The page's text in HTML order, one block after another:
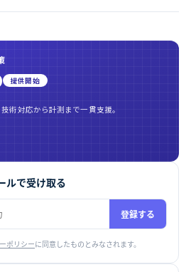
提供開始
術対応から計測まで一貫支援。
ルで受け取る
登録する
ポリシーに同意したものとみなされます。